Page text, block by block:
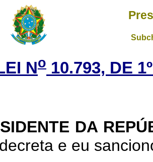
No 10.793, DE
DA
e eu